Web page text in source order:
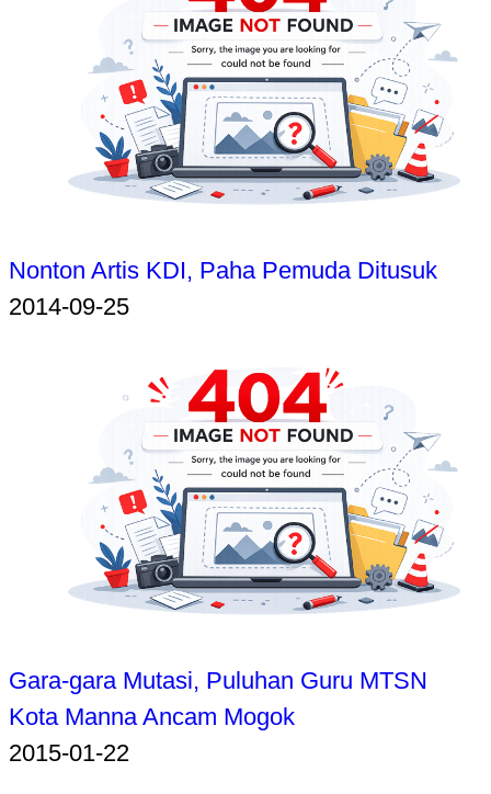
Nonton Artis KDI, Paha Pemuda Ditusuk
2014-09-25
Gara-gara Mutasi, Puluhan Guru MTSN
Kota Manna Ancam Mogok
2015-01-22